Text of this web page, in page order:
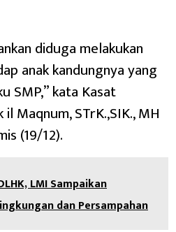
diduga melakukan
anak kandungnya yang
SMP,” kata Kasat
Maqnum, STrK.,SIK., MH
(19/12).
LMI Sampaikan
dan Persampahan